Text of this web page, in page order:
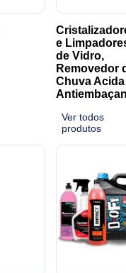
e
de Vidro,
Removedor
Chuva Acida
Ver todos
produtos